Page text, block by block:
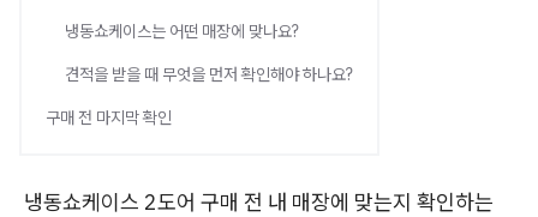
냉동쇼케이스는 어떤 매장에 맞나요?
견적을 받을 때 무엇을 먼저 확인해야 하나요?
구매 전 마지막 확인
냉동쇼케이스 2도어 구매 전 내 매장에 맞는지 확인하는